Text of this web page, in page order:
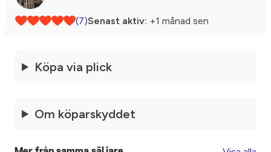
(7)Senast aktiv: +1 månad sen
Köpa via plick
Om köparskyddet